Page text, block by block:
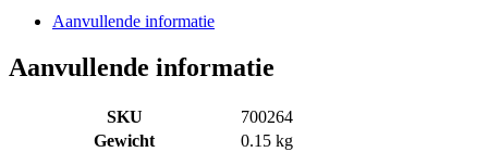
Aanvullende informatie
Aanvullende informatie
SKU
700264
Gewicht
0.15 kg